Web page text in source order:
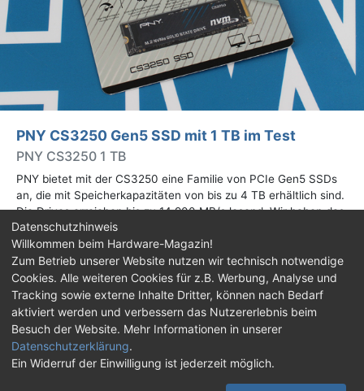
PNY CS3250 Gen5 SSD mit 1 TB im Test
PNY CS3250 1 TB
PNY bietet mit der CS3250 eine Familie von PCIe Gen5 SSDs
an, die mit Speicherkapazitäten von bis zu 4 TB erhältlich sind.
Die Drives erreichen bis zu 14.900 MB/s lesend. Wir haben das
1-TB-Modell getestet.
Impressum |Kontakt|Jobs |Datenschutz|
Consent‑Einstellungen|Haftungsausschluss
Feed Facebook YouTube
Twitch
© Copyright 2001 - 2026 Hardware-Magazin
Datenschutzhinweis
Willkommen beim Hardware-Magazin!
Zum Betrieb unserer Website nutzen wir technisch notwendige
Cookies. Alle weiteren Cookies für z.B. Werbung, Analyse und
Tracking sowie externe Inhalte Dritter, können nach Bedarf
aktiviert werden und verbessern das Nutzererlebnis beim
Besuch der Website. Mehr Informationen in unserer
Datenschutzerklärung.
Ein Widerruf der Einwilligung ist jederzeit möglich.